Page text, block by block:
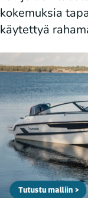
kokemuksia
käytettyä